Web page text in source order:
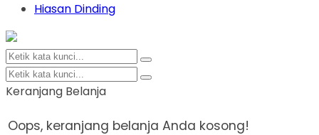
Hiasan Dinding
Keranjang Belanja
Oops, keranjang belanja Anda kosong!